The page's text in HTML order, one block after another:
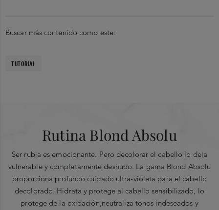
Buscar más contenido como este:
TUTORIAL
Rutina Blond Absolu
Ser rubia es emocionante. Pero decolorar el cabello lo deja
vulnerable y completamente desnudo. La gama Blond Absolu
proporciona profundo cuidado ultra-violeta para el cabello
decolorado. Hidrata y protege al cabello sensibilizado, lo
protege de la oxidación,neutraliza tonos indeseados y